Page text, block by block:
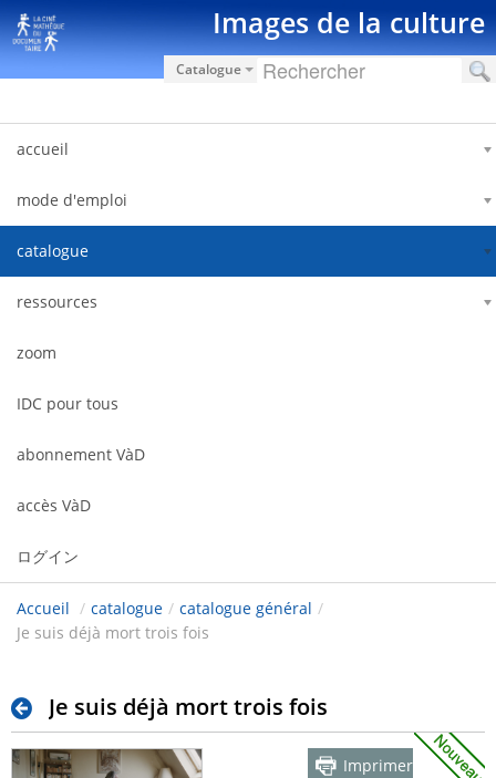
内容へスキップ Images de la culture
Catalogue
accueil
mode d'emploi
catalogue
ressources
zoom
IDC pour tous
abonnement VàD
accès VàD
ログイン
Accueil / catalogue / catalogue général /
Je suis déjà mort trois fois
Je suis déjà mort trois fois
Imprimer